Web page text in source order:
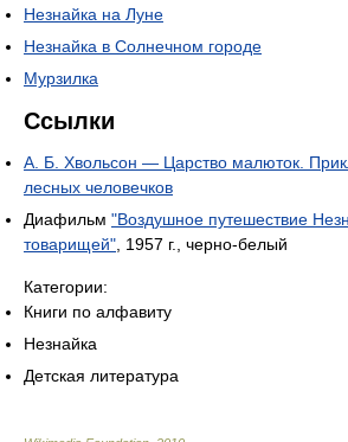
Незнайка на Луне
Незнайка в Солнечном городе
Мурзилка
Ссылки
А. Б. Хвольсон — Царство малюток.
лесных человечков
Диафильм "Воздушное путешествие
товарищей" , 1957 г., черно-белый
Категории:
Книги по алфавиту
Незнайка
Детская литература